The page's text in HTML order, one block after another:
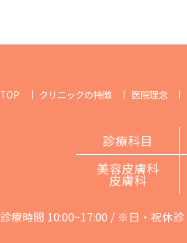
TOP クリニックの特徴 医院理念
診療科目
美容皮膚科
皮膚科
診療時間 10:00~17:00 / ※日・祝休診